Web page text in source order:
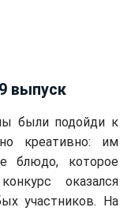
выпуск
были подойди к
креативно: им
блюдо, которое
оказался
участников. На